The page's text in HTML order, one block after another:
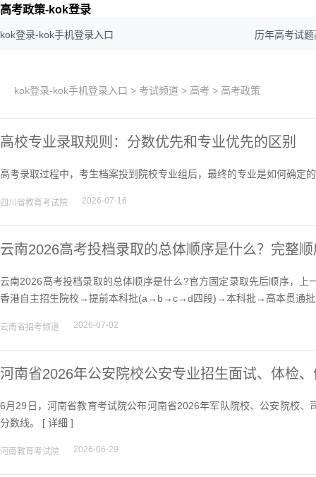
高考政策-kok登录
kok登录-kok手机登录入口 历年高考试题
kok登录-kok手机登录入口 > 考试频道 > 高考 > 高考政策
高校专业录取规则：分数优先和专业优先的区别
高考录取过程中，考生档案投到院校专业组后，最终的专业是如何确定
四川省教育考试院 2026-07-16
云南2026高考投档录取的总体顺序是什么？完整
云南2026高考投档录取的总体顺序是什么?官方固定录取先后顺序，
香港自主招生院校→提前本科批(a→b→c→d四段)→本科批→高本贯通
云南省招考频道 2026-07-02
河南省2026年公安院校公安专业招生面试、体检
6月29日，河南省教育考试院公布河南省2026年军队院校、公安院校
分数线。 [ 详细 ]
河南教育考试院 2026-06-29